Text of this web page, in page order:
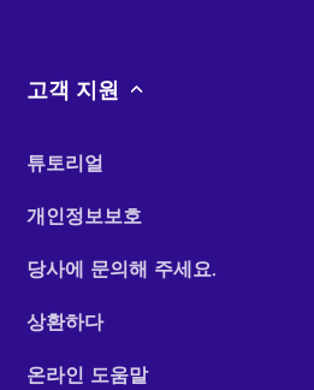
고객 지원
튜토리얼
개인정보보호
당사에 문의해 주세요.
상환하다
온라인 도움말